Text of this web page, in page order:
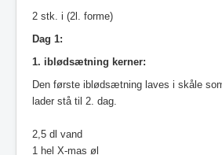
2 stk. i (2l. forme)
Dag 1:
1. iblødsætning kerner:
Den første iblødsætning laves i skåle
lader stå til 2. dag.
2,5 dl vand
1 hel X-mas øl